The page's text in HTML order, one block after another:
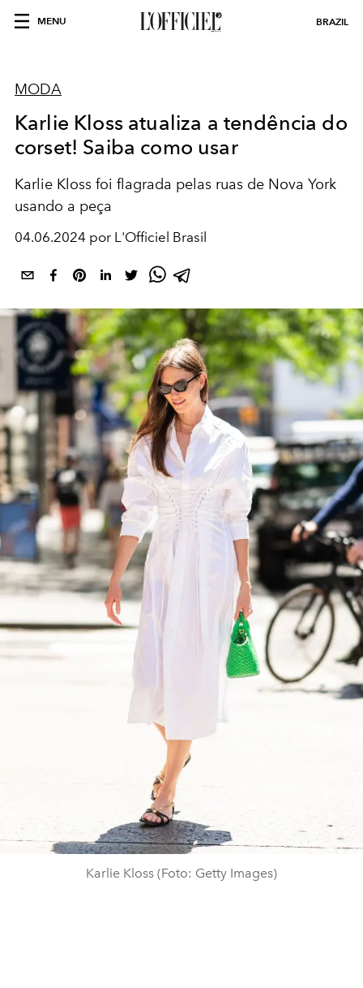
MENU BRAZIL
MODA
Karlie Kloss atualiza a tendência do
corset! Saiba como usar
Karlie Kloss foi flagrada pelas ruas de Nova York
usando a peça
04.06.2024 por L'Officiel Brasil
Karlie Kloss (Foto: Getty Images)